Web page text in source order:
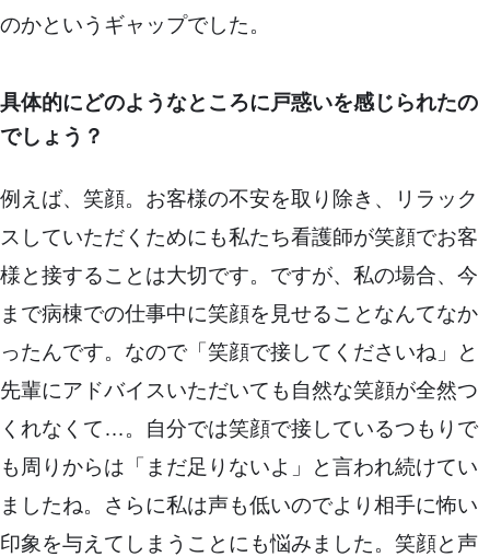
のかというギャップでした。
具体的にどのようなところに戸惑いを感じられたの
でしょう？
例えば、笑顔。お客様の不安を取り除き、リラック
スしていただくためにも私たち看護師が笑顔でお客
様と接することは大切です。ですが、私の場合、今
まで病棟での仕事中に笑顔を見せることなんてなか
ったんです。なので「笑顔で接してくださいね」と
先輩にアドバイスいただいても自然な笑顔が全然つ
くれなくて…。自分では笑顔で接しているつもりで
も周りからは「まだ足りないよ」と言われ続けてい
ましたね。さらに私は声も低いのでより相手に怖い
印象を与えてしまうことにも悩みました。笑顔と声